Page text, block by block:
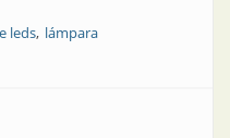
leds lámpara
con estilo (parte 2)